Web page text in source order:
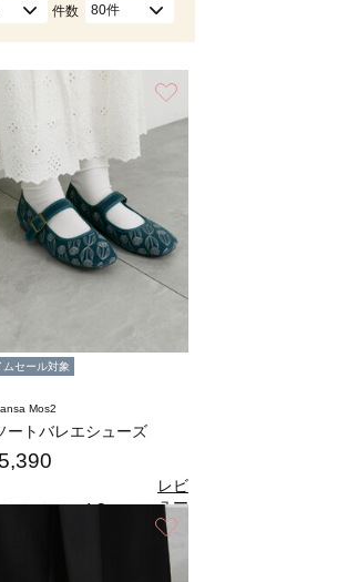
件数 80件
ムセール対象
Mos2
ートバレエシューズ
4.3（3）
レビ
ュー
を見
る